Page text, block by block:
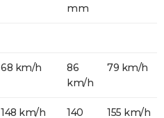
mm
68 km/h
86
km/h
79 km/h
148 km/h
140
155 km/h